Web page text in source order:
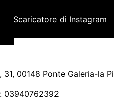
Scaricatore di Instagram
00148 Ponte Galeria-la
03940762392